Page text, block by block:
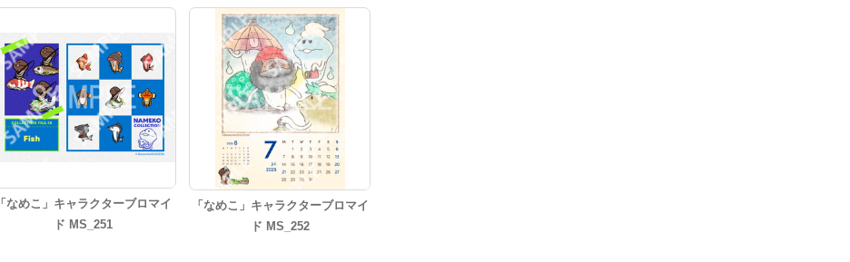
「なめこ」キャラクターブロマイ
ド MS_251
「なめこ」キャラクターブロマイ
ド MS_252